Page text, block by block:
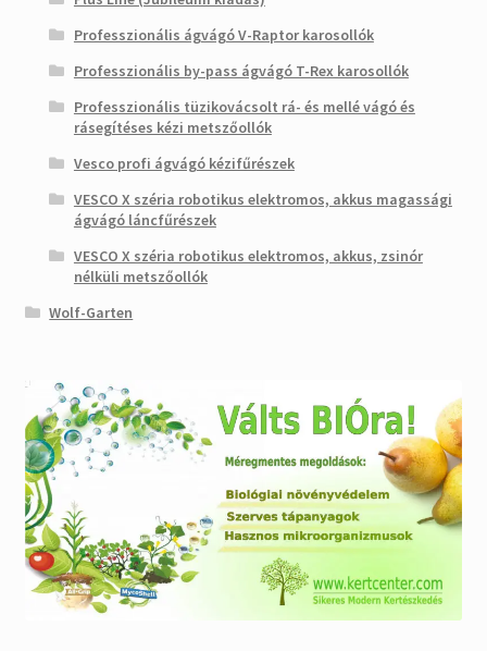
Professzionális ágvágó V-Raptor karosollók
Professzionális by-pass ágvágó T-Rex karosollók
Professzionális tüzikovácsolt rá- és mellé vágó és
rásegítéses kézi metszőollók
Vesco profi ágvágó kézifűrészek
VESCO X széria robotikus elektromos, akkus magassági
ágvágó láncfűrészek
VESCO X széria robotikus elektromos, akkus, zsinór
nélküli metszőollók
Wolf-Garten